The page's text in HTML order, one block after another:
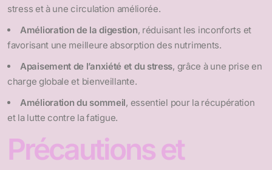
stress et à une circulation améliorée.
Amélioration de la digestion, réduisant les inconforts et
favorisant une meilleure absorption des nutriments.
Apaisement de l’anxiété et du stress, grâce à une prise en
charge globale et bienveillante.
Amélioration du sommeil, essentiel pour la récupération
et la lutte contre la fatigue.
Précautions et